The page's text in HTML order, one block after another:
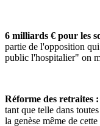
6 milliards € pour les
partie de l'opposition
public l'hospitalier" on
Réforme des retraites :
tant que telle dans
la genèse même de